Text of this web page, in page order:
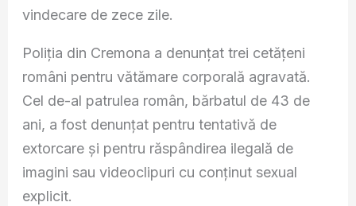
vindecare de zece zile.
Poliția din Cremona a denunțat trei cetățeni
români pentru vătămare corporală agravată.
Cel de-al patrulea român, bărbatul de 43 de
ani, a fost denunțat pentru tentativă de
extorcare și pentru răspândirea ilegală de
imagini sau videoclipuri cu conținut sexual
explicit.